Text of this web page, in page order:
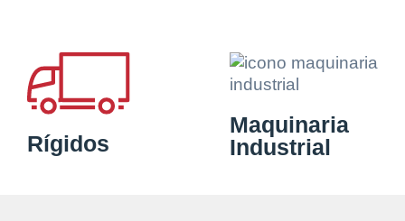
Rígidos
Maquinaria
Industrial